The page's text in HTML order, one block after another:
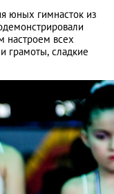
юных гимнасток из
настроем всех
грамоты, сладкие